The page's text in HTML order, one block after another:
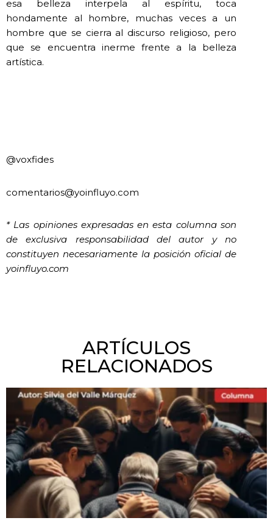
esa belleza interpela al espíritu, toca
hondamente al hombre, muchas veces a un
hombre que se cierra al discurso religioso, pero
que se encuentra inerme frente a la belleza
artística.
@voxfides
comentarios@yoinfluyo.com
* Las opiniones expresadas en esta columna son
de exclusiva responsabilidad del autor y no
constituyen necesariamente la posición oficial de
yoinfluyo.com
ARTÍCULOS
RELACIONADOS